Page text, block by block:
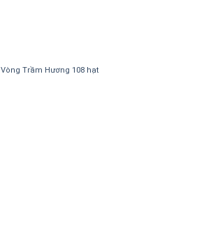
Vòng Trầm Hương 108 hạt